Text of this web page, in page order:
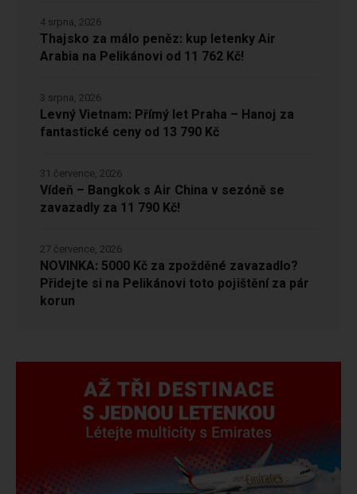
Thajsko za málo peněz: kup letenky Air
Arabia na Pelikánovi od 11 762 Kč!
4 srpna, 2026
Levný Vietnam: Přímý let Praha – Hanoj za
fantastické ceny od 13 790 Kč
3 srpna, 2026
Vídeň – Bangkok s Air China v sezóně se
zavazadly za 11 790 Kč!
31 července, 2026
NOVINKA: 5000 Kč za zpožděné zavazadlo?
Přidejte si na Pelikánovi toto pojištění za pár
korun
27 července, 2026